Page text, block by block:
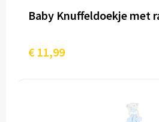
Baby Knuffeldoekje met
€ 11,99